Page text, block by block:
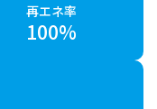
再エネ率
100%